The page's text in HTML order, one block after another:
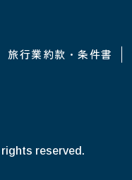
旅行業約款・条件書
rights reserved.